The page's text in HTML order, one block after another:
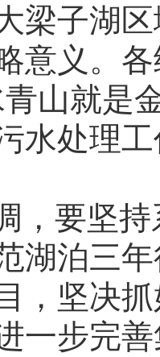
梁子湖
意义。
山就是
水处理
，要坚
湖泊三
，坚决
一步完